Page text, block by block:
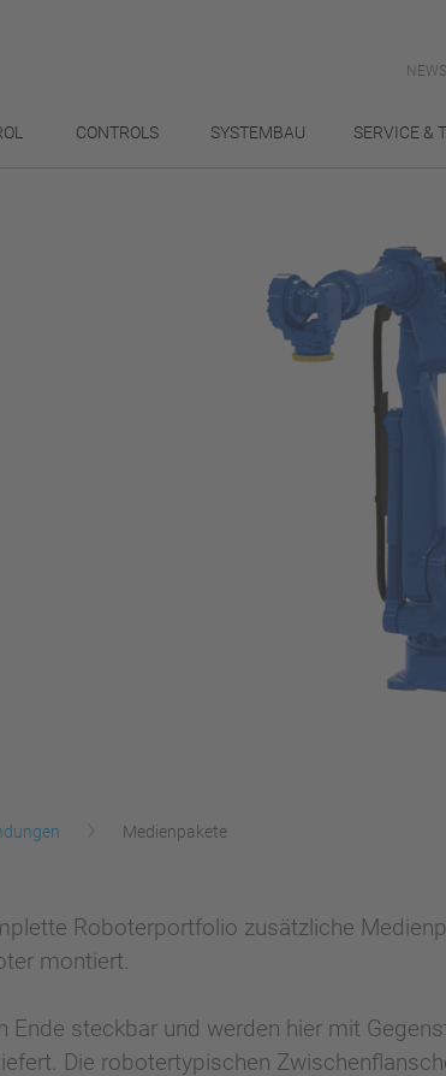
CONTROLS SYSTEMBAU SERVICE &
Medienpakete
Roboterportfolio zusätzliche
montiert.
steckbar und werden hier mit
Die robotertypischen